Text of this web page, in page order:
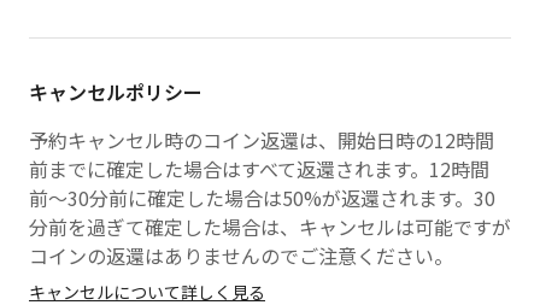
キャンセルポリシー
予約キャンセル時のコイン返還は、開始日時の12時間
前までに確定した場合はすべて返還されます。12時間
前〜30分前に確定した場合は50%が返還されます。30
分前を過ぎて確定した場合は、キャンセルは可能ですが
コインの返還はありませんのでご注意ください。
キャンセルについて詳しく見る